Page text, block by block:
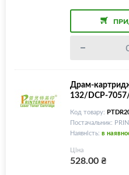
Драм-
132/DCP-
Код товару:
Постачальник:
Наявність: в
Ціна
528.00₴